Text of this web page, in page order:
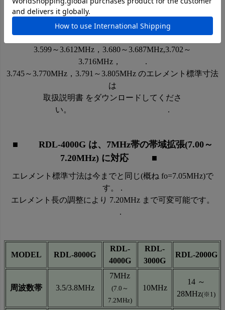
帯 に対応 ■
3.500～3.575MHz のエレメント標準寸法は今までと同じで
す。
3.599～3.612MHz，3.680～3.687MHz,3.702～
3.716MHz， .
3.745～3.770MHz，3.791～3.805MHz のエレメント標準寸法
は
取扱説明書 をダウンロードしてくださ
い。 .
■ RDL-4000G は、7MHz帯の帯域拡張(7.00～
7.20MHz) に対応 ■
エレメント標準寸法は今までと同じ(概ね fo=7.05MHz)で
す。 .
エレメント長の調整により 7.20MHz まで可変可能です。
.
MODEL RDL-8000G
RDL-
4000G
RDL-
3000G
RDL-2000G
周波数帯 3.5/3.8MHz
7MHz
(7.0～
7.2MHz)
10MHz
14 ～
28MHz(※1)